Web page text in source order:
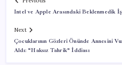
Intel ve Apple Arasındaki Beklenmedik
Next
Çocuklarının Gözleri Önünde Annesini
Aldı: “Haksız Tahrik” İddiası